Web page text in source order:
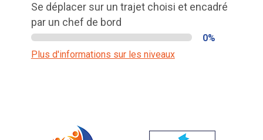
Se déplacer sur un trajet choisi et encadré
par un chef de bord
0%
Plus d'informations sur les niveaux